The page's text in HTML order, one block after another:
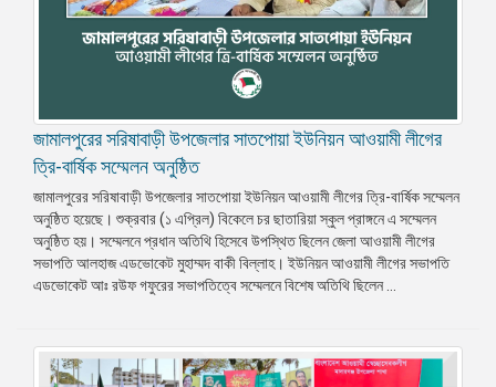
জামালপুরের সরিষাবাড়ী উপজেলার সাতপোয়া ইউনিয়ন আওয়ামী লীগের
ত্রি-বার্ষিক সম্মেলন অনুষ্ঠিত
জামালপুরের সরিষাবাড়ী উপজেলার সাতপোয়া ইউনিয়ন আওয়ামী লীগের ত্রি-বার্ষিক সম্মেলন
অনুষ্ঠিত হয়েছে। শুক্রবার (১ এপ্রিল) বিকেলে চর ছাতারিয়া স্কুল প্রাঙ্গনে এ সম্মেলন
অনুষ্ঠিত হয়। সম্মেলনে প্রধান অতিথি হিসেবে উপস্থিত ছিলেন জেলা আওয়ামী লীগের
সভাপতি আলহাজ এডভোকেট মুহাম্মদ বাকী বিল্লাহ। ইউনিয়ন আওয়ামী লীগের সভাপতি
এডভোকেট আঃ রউফ গফুরের সভাপতিত্বে সম্মেলনে বিশেষ অতিথি ছিলেন ...